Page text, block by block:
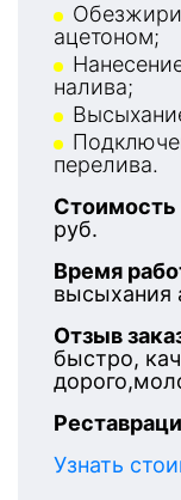
ацетоном;
налива;
перелива.
Стоимость
руб.
Время
высыхания
Отзыв
быстро,
Узнать